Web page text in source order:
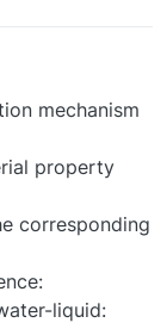
mechanism
property
corresponding
liquid: